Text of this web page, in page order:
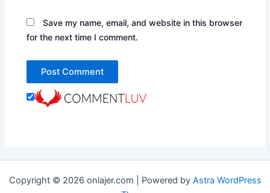
Save my name, email, and website in this browser
for the next time I comment.
Copyright © 2026 onlajer.com | Powered by Astra WordPress